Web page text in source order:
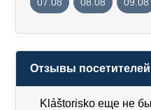
Отзывы посетителей
Kláštorisko еще не